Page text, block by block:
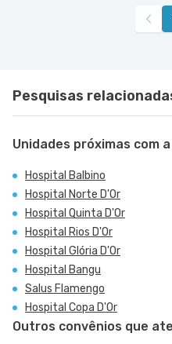
Pesquisas
Unidades próximas com
Hospital Balbino
Hospital Norte D'Or
Hospital Quinta D'Or
Hospital Rios D'Or
Hospital Glória D'Or
Hospital Bangu
Salus Flamengo
Hospital Copa D'Or
Outros convênios que